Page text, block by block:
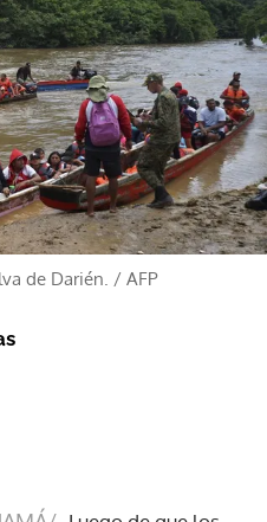
de Darién. / AFP